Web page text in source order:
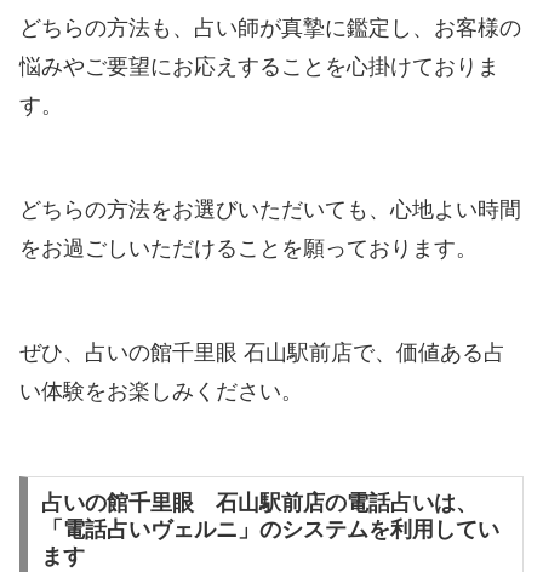
どちらの方法も、占い師が真摯に鑑定し、お客様の
悩みやご要望にお応えすることを心掛けておりま
す。
どちらの方法をお選びいただいても、心地よい時間
をお過ごしいただけることを願っております。
ぜひ、占いの館千里眼 石山駅前店で、価値ある占
い体験をお楽しみください。
占いの館千里眼 石山駅前店の電話占いは、
「電話占いヴェルニ」のシステムを利用してい
ます